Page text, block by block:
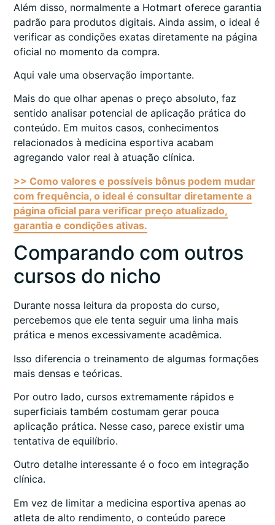
Além disso, normalmente a Hotmart oferece garantia
padrão para produtos digitais. Ainda assim, o ideal é
verificar as condições exatas diretamente na página
oficial no momento da compra.
Aqui vale uma observação importante.
Mais do que olhar apenas o preço absoluto, faz
sentido analisar potencial de aplicação prática do
conteúdo. Em muitos casos, conhecimentos
relacionados à medicina esportiva acabam
agregando valor real à atuação clínica.
>> Como valores e possíveis bônus podem mudar
com frequência, o ideal é consultar diretamente a
página oficial para verificar preço atualizado,
garantia e condições ativas.
Comparando com outros
cursos do nicho
Durante nossa leitura da proposta do curso,
percebemos que ele tenta seguir uma linha mais
prática e menos excessivamente acadêmica.
Isso diferencia o treinamento de algumas formações
mais densas e teóricas.
Por outro lado, cursos extremamente rápidos e
superficiais também costumam gerar pouca
aplicação prática. Nesse caso, parece existir uma
tentativa de equilíbrio.
Outro detalhe interessante é o foco em integração
clínica.
Em vez de limitar a medicina esportiva apenas ao
atleta de alto rendimento, o conteúdo parece